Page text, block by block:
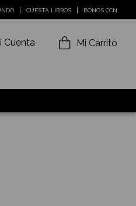
CUESTA LIBROS BONOS CCN
Cuenta Mi Carrito